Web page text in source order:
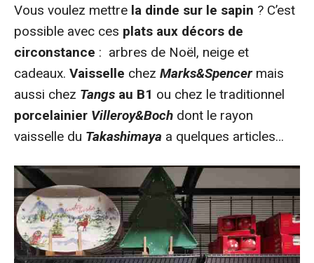
Vous voulez mettre la dinde sur le sapin ? C’est
possible avec ces plats aux décors de
circonstance : arbres de Noël, neige et
cadeaux. Vaisselle chez Marks&Spencer mais
aussi chez Tangs au B1 ou chez le traditionnel
porcelainier Villeroy&Boch dont le rayon
vaisselle du Takashimaya a quelques articles…